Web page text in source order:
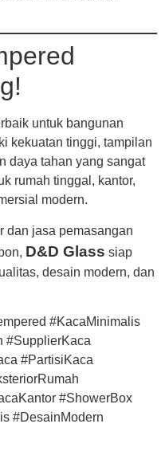
untuk bangunan
kekuatan tinggi, tampilan
daya tahan yang sangat
rumah tinggal, kantor,
modern.
dan jasa pemasangan
D&D Glass siap
desain modern, dan
#KacaMinimalis
#SupplierKaca
#PartisiKaca
#ShowerBox
#DesainModern